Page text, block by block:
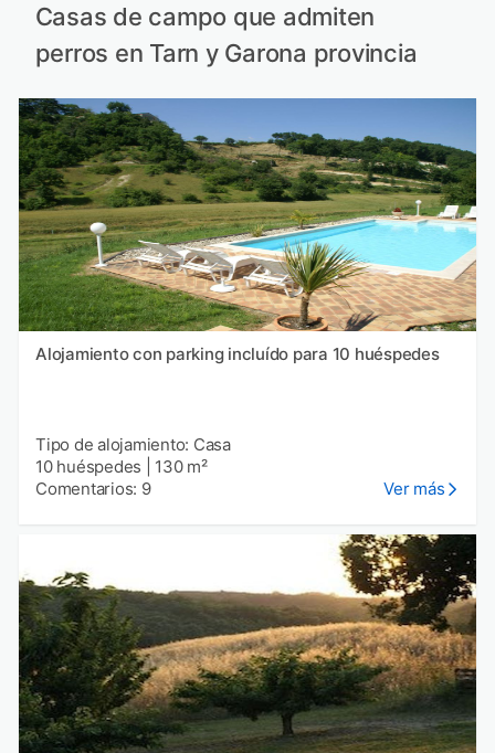
Casas de campo que admiten
perros en Tarn y Garona provincia
Alojamiento con parking incluído para 10 huéspedes
Tipo de alojamiento: Casa
10 huéspedes
130 m²
Comentarios: 9
Ver más